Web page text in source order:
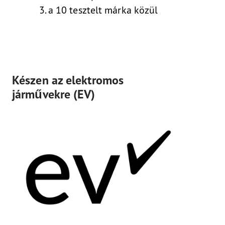
3. a 10 tesztelt márka közül
Készen az elektromos
járművekre (EV)